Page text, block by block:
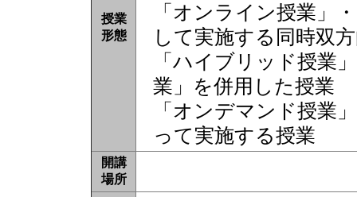
授業
形態
「オンライン授業」
して実施する同時双
「ハイブリッド授業
業」を併用した授業
「オンデマンド授業
って実施する授業
開講
場所